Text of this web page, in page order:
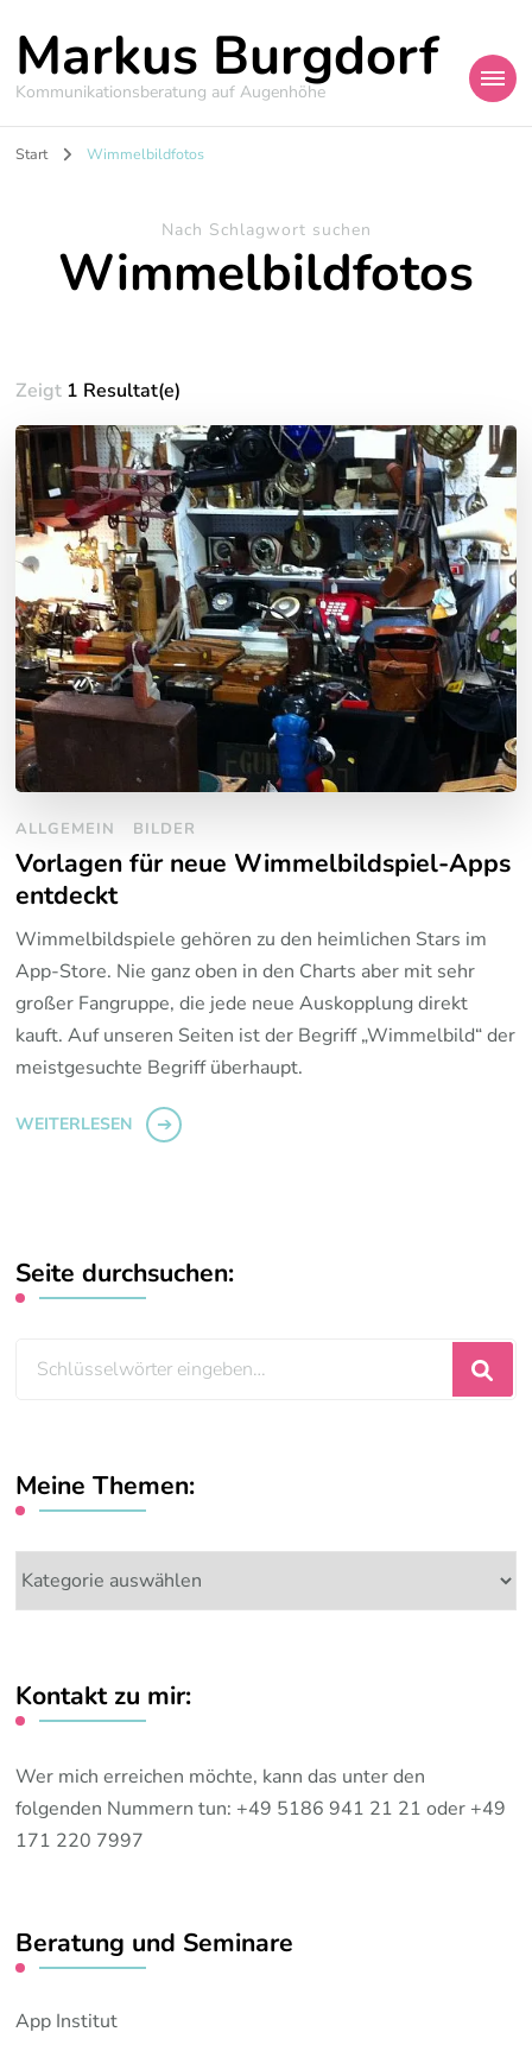
Markus Burgdorf
Kommunikationsberatung auf Augenhöhe
Start Wimmelbildfotos
Nach Schlagwort suchen
Wimmelbildfotos
Zeigt 1 Resultat(e)
ALLGEMEIN BILDER
Vorlagen für neue Wimmelbildspiel-Apps
entdeckt
Wimmelbildspiele gehören zu den heimlichen Stars im
App-Store. Nie ganz oben in den Charts aber mit sehr
großer Fangruppe, die jede neue Auskopplung direkt
kauft. Auf unseren Seiten ist der Begriff „Wimmelbild“ der
meistgesuchte Begriff überhaupt.
WEITERLESEN
Seite durchsuchen:
Meine Themen:
Themen:
Kontakt zu mir:
Wer mich erreichen möchte, kann das unter den
folgenden Nummern tun: +49 5186 941 21 21 oder +49
171 220 7997
Beratung und Seminare
App Institut